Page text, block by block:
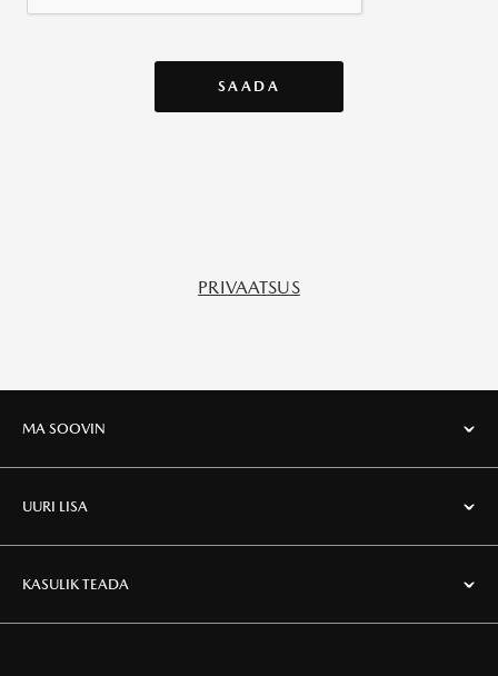
PRIVAATSUS
MA SOOVIN
UURI LISA
KASULIK TEADA